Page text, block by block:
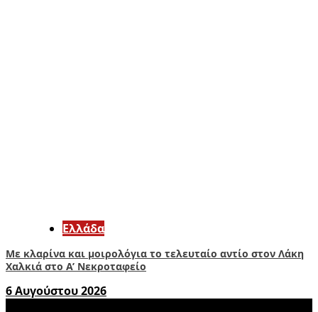
Ελλάδα
Με κλαρίνα και μοιρολόγια το τελευταίο αντίο στον Λάκη
Χαλκιά στο A’ Νεκροταφείο
6 Αυγούστου 2026